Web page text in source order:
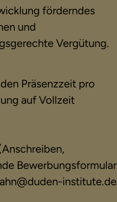
förderndes
und
Vergütung.
Präsenzzeit pro
auf Vollzeit
Bewerbungsformular
institute.de